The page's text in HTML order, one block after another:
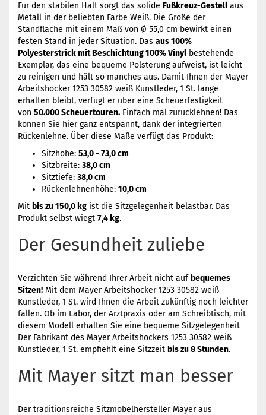
Für den stabilen Halt sorgt das solide Fußkreuz-Gestell aus
Metall in der beliebten Farbe Weiß. Die Größe der
Standfläche mit einem Maß von Ø 55,0 cm bewirkt einen
festen Stand in jeder Situation. Das aus 100%
Polyesterstrick mit Beschichtung 100% Vinyl bestehende
Exemplar, das eine bequeme Polsterung aufweist, ist leicht
zu reinigen und hält so manches aus. Damit Ihnen der Mayer
Arbeitshocker 1253 30582 weiß Kunstleder, 1 St. lange
erhalten bleibt, verfügt er über eine Scheuerfestigkeit
von 50.000 Scheuertouren. Einfach mal zurücklehnen! Das
können Sie hier ganz entspannt, dank der integrierten
Rückenlehne. Über diese Maße verfügt das Produkt:
Sitzhöhe: 53,0 - 73,0 cm
Sitzbreite: 38,0 cm
Sitztiefe: 38,0 cm
Rückenlehnenhöhe: 10,0 cm
Mit bis zu 150,0 kg ist die Sitzgelegenheit belastbar. Das
Produkt selbst wiegt 7,4 kg.
Der Gesundheit zuliebe
Verzichten Sie während Ihrer Arbeit nicht auf bequemes
Sitzen! Mit dem Mayer Arbeitshocker 1253 30582 weiß
Kunstleder, 1 St. wird Ihnen die Arbeit zukünftig noch leichter
fallen. Ob im Labor, der Arztpraxis oder am Schreibtisch, mit
diesem Modell erhalten Sie eine bequeme Sitzgelegenheit
Der Fabrikant des Mayer Arbeitshockers 1253 30582 weiß
Kunstleder, 1 St. empfiehlt eine Sitzzeit bis zu 8 Stunden.
Mit Mayer sitzt man besser
Der traditionsreiche Sitzmöbelhersteller Mayer aus